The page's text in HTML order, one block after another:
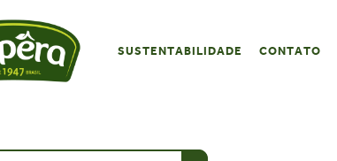
SUSTENTABILIDADE CONTATO